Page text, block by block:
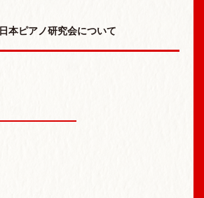
日本ピアノ研究会について